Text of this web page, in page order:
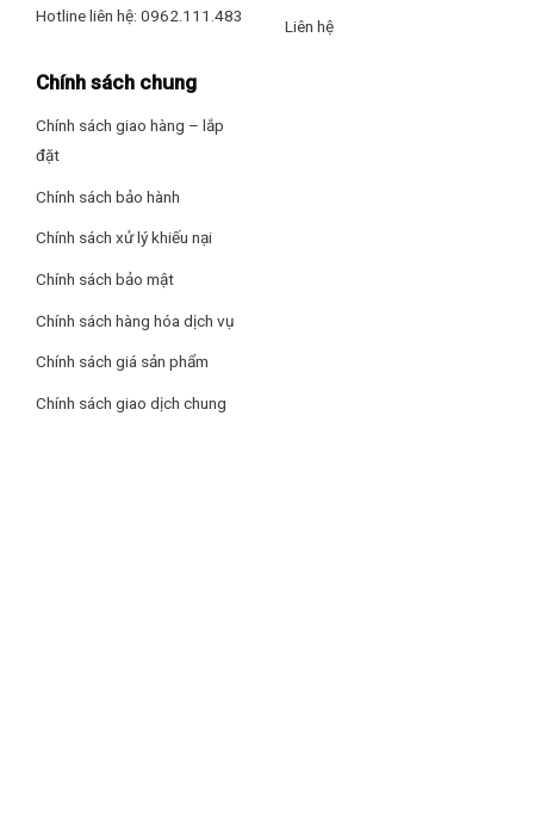
Hotline liên hệ: 0962.111.483
Liên hệ
Chính sách chung
Chính sách giao hàng – lắp
đặt
Chính sách bảo hành
Chính sách xử lý khiếu nại
Chính sách bảo mật
Chính sách hàng hóa dịch vụ
Chính sách giá sản phẩm
Chính sách giao dịch chung